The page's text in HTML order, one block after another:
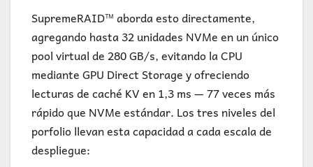
SupremeRAID™ aborda esto directamente,
agregando hasta 32 unidades NVMe en un único
pool virtual de 280 GB/s, evitando la CPU
mediante GPU Direct Storage y ofreciendo
lecturas de caché KV en 1,3 ms — 77 veces más
rápido que NVMe estándar. Los tres niveles del
porfolio llevan esta capacidad a cada escala de
despliegue: